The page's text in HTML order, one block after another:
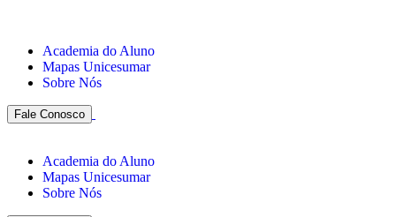
Academia do Aluno
Mapas Unicesumar
Sobre Nós
Fale Conosco
Academia do Aluno
Mapas Unicesumar
Sobre Nós